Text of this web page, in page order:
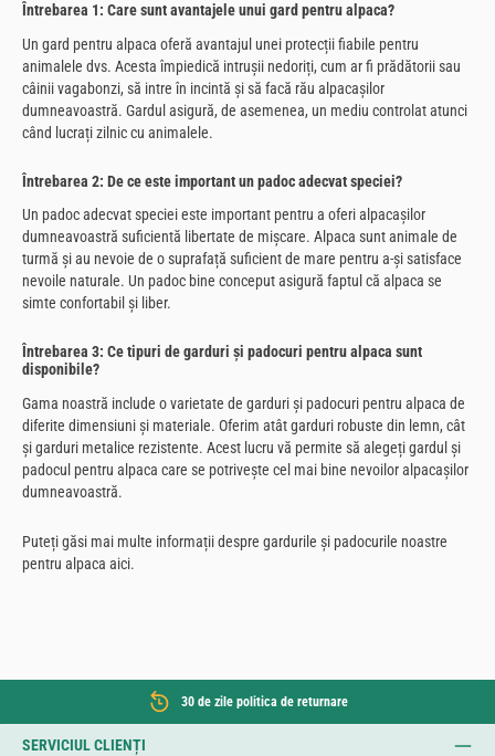
Întrebarea 1: Care sunt avantajele unui gard pentru alpaca?
Un gard pentru alpaca oferă avantajul unei protecții fiabile pentru
animalele dvs. Acesta împiedică intrușii nedoriți, cum ar fi prădătorii sau
câinii vagabonzi, să intre în incintă și să facă rău alpacașilor
dumneavoastră. Gardul asigură, de asemenea, un mediu controlat atunci
când lucrați zilnic cu animalele.
Întrebarea 2: De ce este important un padoc adecvat speciei?
Un padoc adecvat speciei este important pentru a oferi alpacașilor
dumneavoastră suficientă libertate de mișcare. Alpaca sunt animale de
turmă și au nevoie de o suprafață suficient de mare pentru a-și satisface
nevoile naturale. Un padoc bine conceput asigură faptul că alpaca se
simte confortabil și liber.
Întrebarea 3: Ce tipuri de garduri și padocuri pentru alpaca sunt
disponibile?
Gama noastră include o varietate de garduri și padocuri pentru alpaca de
diferite dimensiuni și materiale. Oferim atât garduri robuste din lemn, cât
și garduri metalice rezistente. Acest lucru vă permite să alegeți gardul și
padocul pentru alpaca care se potrivește cel mai bine nevoilor alpacașilor
dumneavoastră.
Puteți găsi mai multe informații despre gardurile și padocurile noastre
pentru alpaca aici.
30 de zile politica de returnare
SERVICIUL CLIENȚI